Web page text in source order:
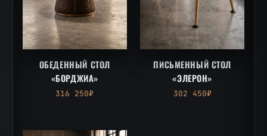
ОБЕДЕННЫЙ СТОЛ
«БОРДЖИА»
316 250₽
ПИСЬМЕННЫЙ СТОЛ
«ЭЛЕРОН»
302 450₽